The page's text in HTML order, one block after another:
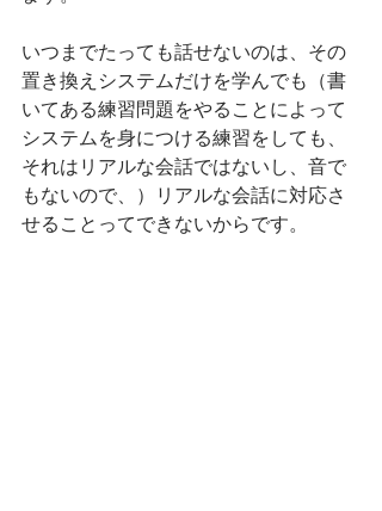
いつまでたっても話せないのは、その
置き換えシステムだけを学んでも（書
いてある練習問題をやることによって
システムを身につける練習をしても、
それはリアルな会話ではないし、音で
もないので、）リアルな会話に対応さ
せることってできないからです。